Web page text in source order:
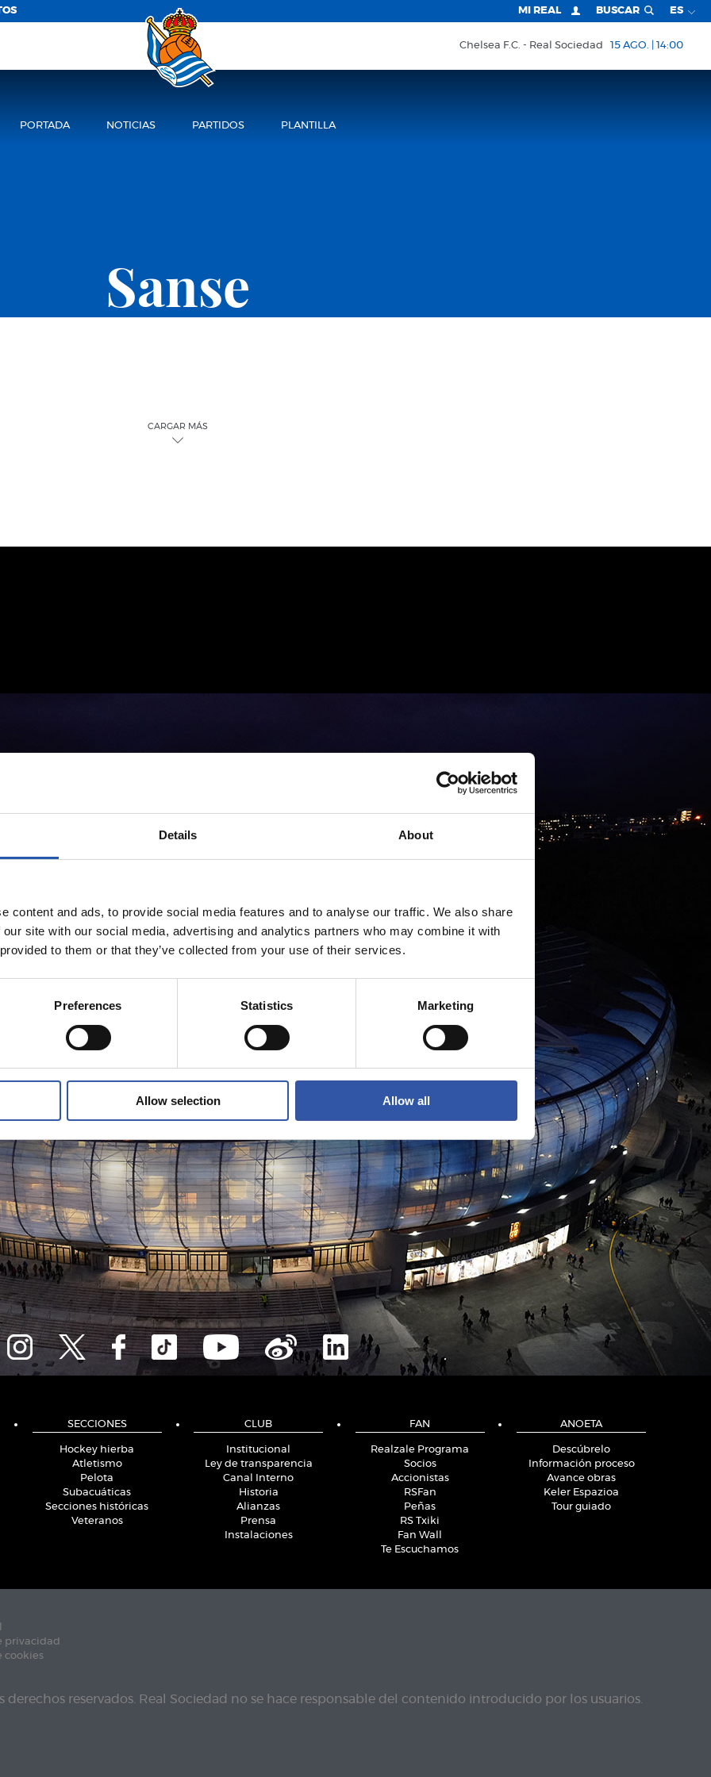
Details About
content and ads, to provide social media features and to analyse our traffic. We also share
site with our social media, advertising and analytics partners who may combine it with
to them or that they’ve collected from your use of their services.
Preferences Statistics Marketing
Allow selection Allow all
MI REAL BUSCAR ES
Chelsea F.C. Real Sociedad 15 AGO. | 14:00
PORTADA NOTICIAS PARTIDOS PLANTILLA
Sanse
CARGAR MÁS
SECCIONES
Hockey hierba
Atletismo
Pelota
Subacuáticas
Secciones históricas
Veteranos
CLUB
Institucional
Ley de transparencia
Canal Interno
Historia
Alianzas
Prensa
Instalaciones
FAN
Realzale Programa
Socios
Accionistas
RSFan
Peñas
RS Txiki
Fan Wall
Te Escuchamos
ANOETA
Descúbrelo
Información proceso
Avance obras
Keler Espazioa
Tour guiado
privacidad
cookies
derechos reservados. Real Sociedad no se hace responsable del contenido introducido por los usuarios.